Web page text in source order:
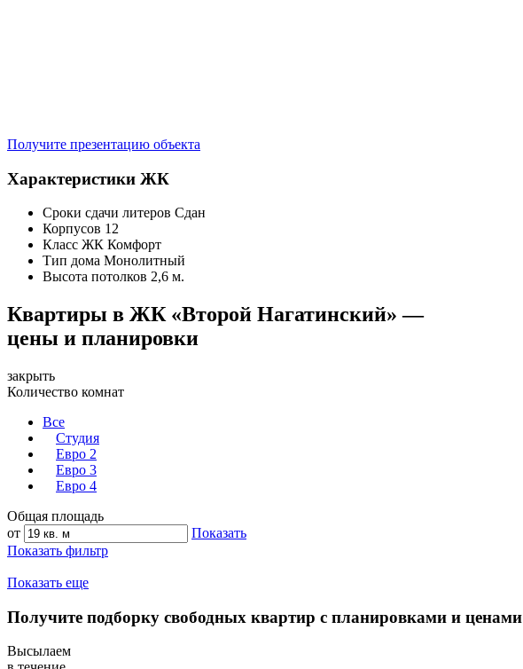
Получите презентацию объекта
Характеристики ЖК
Сроки сдачи литеров Сдан
Корпусов 12
Класс ЖК Комфорт
Тип дома Монолитный
Высота потолков 2,6 м.
Квартиры в ЖК «Второй Нагатинский» —
цены и планировки
закрыть
Количество комнат
Все
Студия
Евро 2
Евро 3
Евро 4
Общая площадь
от
Показать
Показать фильтр
Показать еще
Получите подборку свободных квартир с планировками и ценами
Высылаем